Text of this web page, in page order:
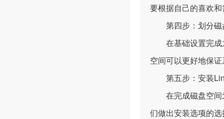
要根据自己的喜欢
第四步：划分磁
在基础设置完成
空间可以更好地保
第五步：安装
在完成磁盘空间
们做出安装选项的